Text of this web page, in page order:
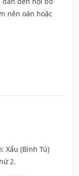
nên oán hoặc
Xấu (Bình Tú)
2.